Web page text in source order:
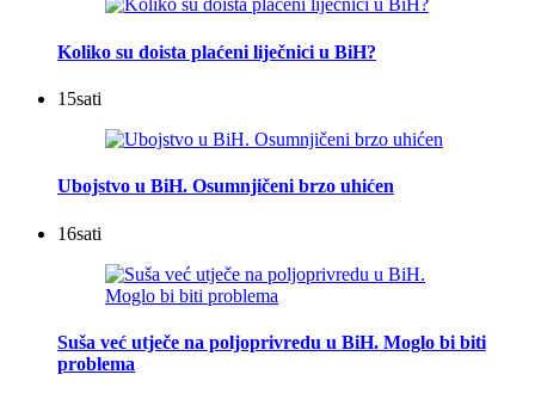
Koliko su doista plaćeni liječnici u BiH?
15sati
Ubojstvo u BiH. Osumnjičeni brzo uhićen
16sati
Suša već utječe na poljoprivredu u BiH. Moglo bi biti
problema